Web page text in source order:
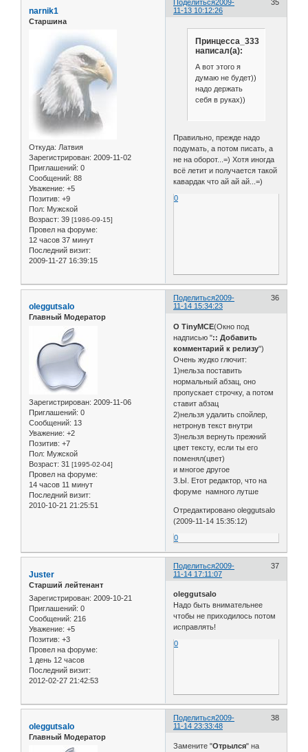
Поделиться 35
2009-
11-13 10:12:26
narnik1
Старшина
Откуда: Латвия
Зарегистрирован: 2009-11-02
Приглашений: 0
Сообщений: 88
Уважение: +5
Позитив: +9
Пол: Мужской
Возраст: 39 [1986-09-15]
Провел на форуме:
12 часов 37 минут
Последний визит:
2009-11-27 16:39:15
Принцесса_333
написал(а):
А вот этого я
думаю не будет))
надо держать
себя в руках))
Правильно, прежде надо
подумать, а потом писать, а
не на оборот...=) Хотя иногда
всё летит и получается такой
кавардак что ай ай ай...=)
0
Поделиться 36
2009-
11-14 15:34:23
oleggutsalo
Главный Модератор
Зарегистрирован: 2009-11-06
Приглашений: 0
Сообщений: 13
Уважение: +2
Позитив: +7
Пол: Мужской
Возраст: 31 [1995-02-04]
Провел на форуме:
14 часов 11 минут
Последний визит:
2010-10-21 21:25:51
О TinyMCE(Окно под
надписью ":: Добавить
комментарий к релизу")
Очень жудко глючит:
1)нельза поставить
нормальный абзац, оно
пропускает строчку, а потом
ставит абзац
2)нельзя удалить спойлер,
нетронув текст внутри
3)нельзя вернуть прежний
цвет тексту, если ты его
поменял(цвет)
и многое другое
З.Ы. Етот редактор, что на
форуме намного лутше
Отредактировано oleggutsalo
(2009-11-14 15:35:12)
0
Поделиться 37
2009-
11-14 17:11:07
Juster
Старший лейтенант
Зарегистрирован: 2009-10-21
Приглашений: 0
Сообщений: 216
Уважение: +5
Позитив: +3
Провел на форуме:
1 день 12 часов
Последний визит:
2012-02-27 21:42:53
oleggutsalo
Надо быть внимательнее
чтобы не приходилось потом
исправлять!
0
Поделиться 38
2009-
11-14 23:33:48
oleggutsalo
Главный Модератор
Замените "Отрылся" на